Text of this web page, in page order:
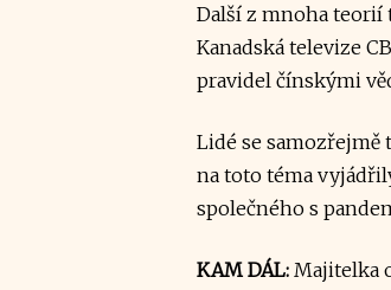
Další z mnoha teorií
Kanadská televize
pravidel čínskými
Lidé se samozřejmě
na toto téma
společného s
KAM DÁL: Majitelka